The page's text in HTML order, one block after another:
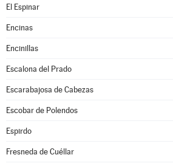
El Espinar
Encinas
Encinillas
Escalona del Prado
Escarabajosa de Cabezas
Escobar de Polendos
Espirdo
Fresneda de Cuéllar